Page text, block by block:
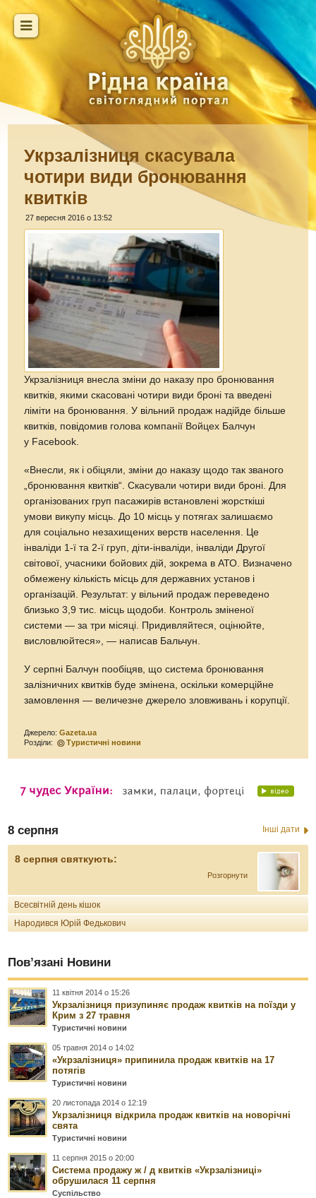
Укрзалізниця скасувала
чотири види бронювання
квитків
27 вересня 2016 о 13:52
Укрзалізниця внесла зміни до наказу про бронювання
квитків, якими скасовані чотири види броні та введені
ліміти на бронювання. У вільний продаж надійде більше
квитків, повідомив голова компанії Войцех Балчун
у Facebook.
«Внесли, як і обіцяли, зміни до наказу щодо так званого
„бронювання квитків“. Скасували чотири види броні. Для
організованих груп пасажирів встановлені жорсткіші
умови викупу місць. До 10 місць у потягах залишаємо
для соціально незахищених верств населення. Це
інваліди 1-ї та 2-ї груп, діти-інваліди, інваліди Другої
світової, учасники бойових дій, зокрема в АТО. Визначено
обмежену кількість місць для державних установ і
організацій. Результат: у вільний продаж переведено
близько 3,9 тис. місць щодоби. Контроль зміненої
системи — за три місяці. Придивляйтеся, оцінюйте,
висловлюйтеся», — написав Бальчун.
У серпні Балчун пообіцяв, що система бронювання
залізничних квитків буде змінена, оскільки комерційне
замовлення — величезне джерело зловживань і корупції.
Джерело:Gazeta.ua
Розділи:
Туристичні новини
8 серпня Інші дати
8 серпня святкують:
Розгорнути
Всесвітній день кішок
Народився Юрій Федькович
Пов’язані Новини
11 квітня 2014 о 15:26
Укрзалізниця призупиняє продаж квитків на поїзди у
Крим з 27 травня
Туристичні новини
05 травня 2014 о 14:02
«Укрзалізниця» припинила продаж квитків на 17
потягів
Туристичні новини
20 листопада 2014 о 12:19
Укрзалізниця відкрила продаж квитків на новорічні
свята
Туристичні новини
11 серпня 2015 о 20:00
Система продажу ж / д квитків «Укрзалізниці»
обрушилася 11 серпня
Суспільство